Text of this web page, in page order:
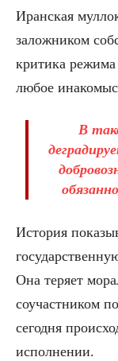
Иранская
заложником
критика режима
любое
В
История
Она теряет
соучастником
сегодня
исполнении.